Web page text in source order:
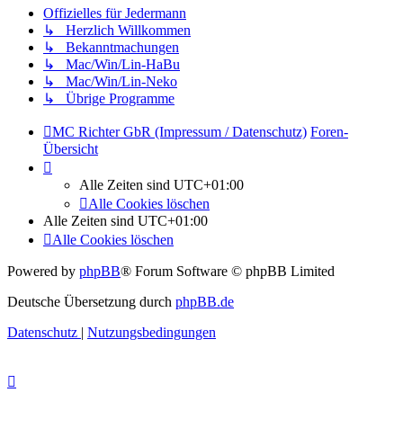
Offizielles für Jedermann
↳ Herzlich Willkommen
↳ Bekanntmachungen
↳ Mac/Win/Lin-HaBu
↳ Mac/Win/Lin-Neko
↳ Übrige Programme
MC Richter GbR (Impressum / Datenschutz) Foren-
Übersicht
Alle Zeiten sind UTC+01:00
Alle Cookies löschen
Alle Zeiten sind UTC+01:00
Alle Cookies löschen
Powered by phpBB® Forum Software © phpBB Limited
Deutsche Übersetzung durch phpBB.de
Datenschutz | Nutzungsbedingungen